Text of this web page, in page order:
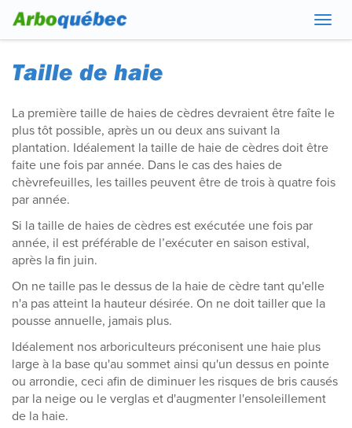
Taille de haie
La première taille de haies de cèdres devraient être faîte le
plus tôt possible, après un ou deux ans suivant la
plantation. Idéalement la taille de haie de cèdres doit être
faite une fois par année. Dans le cas des haies de
chèvrefeuilles, les tailles peuvent être de trois à quatre fois
par année.
Si la taille de haies de cèdres est exécutée une fois par
année, il est préférable de l’exécuter en saison estival,
après la fin juin.
On ne taille pas le dessus de la haie de cèdre tant qu'elle
n'a pas atteint la hauteur désirée. On ne doit tailler que la
pousse annuelle, jamais plus.
Idéalement nos arboriculteurs préconisent une haie plus
large à la base qu'au sommet ainsi qu'un dessus en pointe
ou arrondie, ceci afin de diminuer les risques de bris causés
par la neige ou le verglas et d'augmenter l'ensoleillement
de la haie.